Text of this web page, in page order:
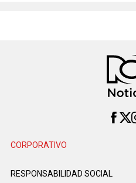
CORPORATIVO
RESPONSABILIDAD SOCIAL